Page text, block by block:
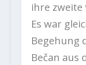
ihre zweite
Es war
Begehung
Bečan aus